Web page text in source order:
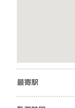
最寄駅